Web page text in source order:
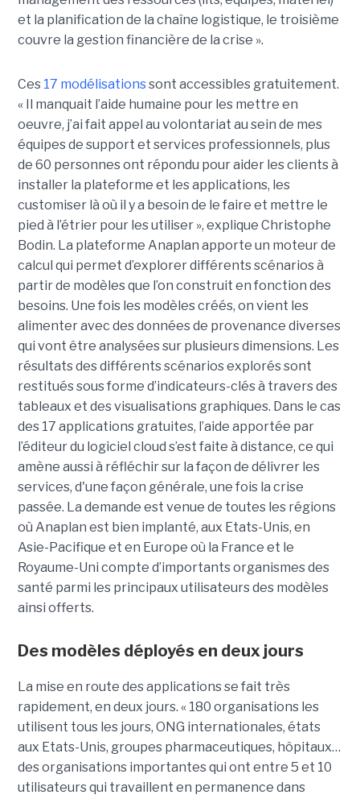
et la planification de la chaîne logistique, le troisième
couvre la gestion financière de la crise ».
Ces 17 modélisationssont accessibles gratuitement.
« Il manquait l’aide humaine pour les mettre en
oeuvre, j’ai fait appel au volontariat au sein de mes
équipes de support et services professionnels, plus
de 60 personnes ont répondu pour aider les clients à
installer la plateforme et les applications, les
customiser là où il y a besoin de le faire et mettre le
pied à l’étrier pour les utiliser », explique Christophe
Bodin. La plateforme Anaplan apporte un moteur de
calcul qui permet d’explorer différents scénarios à
partir de modèles que l’on construit en fonction des
besoins. Une fois les modèles créés, on vient les
alimenter avec des données de provenance diverses
qui vont être analysées sur plusieurs dimensions. Les
résultats des différents scénarios explorés sont
restitués sous forme d’indicateurs-clés à travers des
tableaux et des visualisations graphiques. Dans le cas
des 17 applications gratuites, l’aide apportée par
l’éditeur du logiciel cloud s’est faite à distance, ce qui
amène aussi à réfléchir sur la façon de délivrer les
services, d'une façon générale, une fois la crise
passée. La demande est venue de toutes les régions
où Anaplan est bien implanté, aux Etats-Unis, en
Asie-Pacifique et en Europe où la France et le
Royaume-Uni compte d’importants organismes des
santé parmi les principaux utilisateurs des modèles
ainsi offerts.
Des modèles déployés en deux jours
La mise en route des applications se fait très
rapidement, en deux jours. « 180 organisations les
utilisent tous les jours, ONG internationales, états
aux Etats-Unis, groupes pharmaceutiques, hôpitaux…
des organisations importantes qui ont entre 5 et 10
utilisateurs qui travaillent en permanence dans